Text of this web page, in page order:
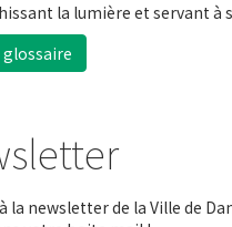
la lumière et servant à
la newsletter de la Ville de